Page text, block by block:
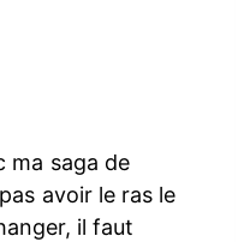
ma saga de
avoir le ras le
il faut